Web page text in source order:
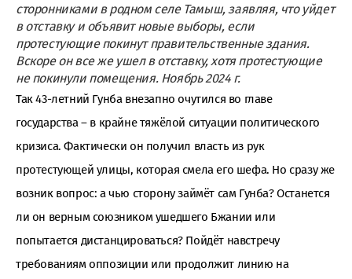
сторонниками в родном селе Тамыш, заявляя, что уйдет
в отставку и объявит новые выборы, если
протестующие покинут правительственные здания.
Вскоре он все же ушел в отставку, хотя протестующие
не покинули помещения. Ноябрь 2024 г.
Так 43-летний Гунба внезапно очутился во главе
государства – в крайне тяжёлой ситуации политического
кризиса. Фактически он получил власть из рук
протестующей улицы, которая смела его шефа. Но сразу же
возник вопрос: а чью сторону займёт сам Гунба? Останется
ли он верным союзником ушедшего Бжании или
попытается дистанцироваться? Пойдёт навстречу
требованиям оппозиции или продолжит линию на